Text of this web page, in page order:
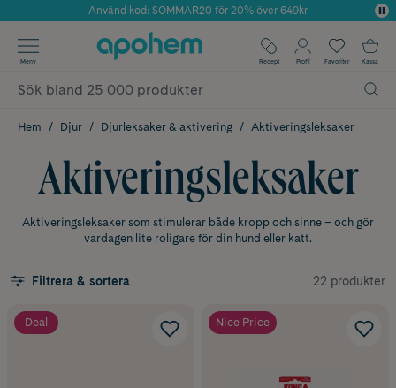
Årets Butik 2025 inom Skönhet
Använd kod: SOMMAR20 för 20% över 649kr
✓ Fri frakt
✓ Poäng på alla köp*
Meny Recept Profil Favoriter Kassa
Hem Djur Djurleksaker & aktivering Aktiveringsleksaker
Aktiveringsleksaker
Aktiveringsleksaker som stimulerar både kropp och sinne – och gör
vardagen lite roligare för din hund eller katt.
Filtrera & sortera 22 produkter
Deal Nice Price